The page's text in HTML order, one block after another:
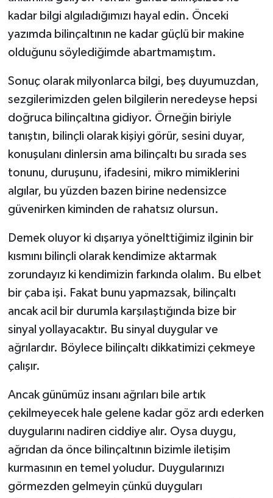
kadar bilgi algıladığımızı hayal edin. Önceki
yazımda bilinçaltının ne kadar güçlü bir makine
olduğunu söylediğimde abartmamıştım.
Sonuç olarak milyonlarca bilgi, beş duyumuzdan,
sezgilerimizden gelen bilgilerin neredeyse hepsi
doğruca bilinçaltına gidiyor. Örneğin biriyle
tanıştın, bilinçli olarak kişiyi görür, sesini duyar,
konuşulanı dinlersin ama bilinçaltı bu sırada ses
tonunu, duruşunu, ifadesini, mikro mimiklerini
algılar, bu yüzden bazen birine nedensizce
güvenirken kiminden de rahatsız olursun.
Demek oluyor ki dışarıya yönelttiğimiz ilginin bir
kısmını bilinçli olarak kendimize aktarmak
zorundayız ki kendimizin farkında olalım. Bu elbet
bir çaba işi. Fakat bunu yapmazsak, bilinçaltı
ancak acil bir durumla karşılaştığında bize bir
sinyal yollayacaktır. Bu sinyal duygular ve
ağrılardır. Böylece bilinçaltı dikkatimizi çekmeye
çalışır.
Ancak günümüz insanı ağrıları bile artık
çekilmeyecek hale gelene kadar göz ardı ederken
duygularını nadiren ciddiye alır. Oysa duygu,
ağrıdan da önce bilinçaltının bizimle iletişim
kurmasının en temel yoludur. Duygularınızı
görmezden gelmeyin çünkü duyguları